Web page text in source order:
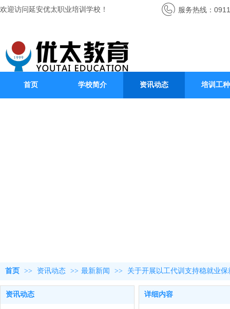
欢迎访问延安优太职业培训学校！ 服务热线：
首页 学校简介 资讯动态 培训工种
首页 >> 资讯动态 >> 最新新闻 >> 关于开展以工代训支持稳就业保
资讯动态 详细内容